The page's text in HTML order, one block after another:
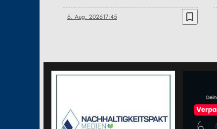
6. Aug. 202617:45 bookmark_border